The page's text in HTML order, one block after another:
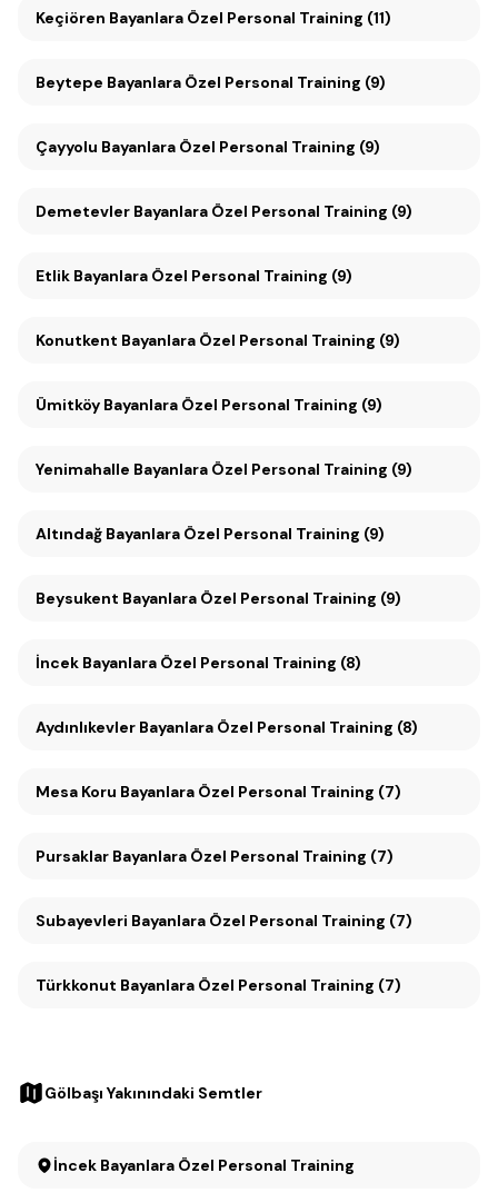
Keçiören Bayanlara Özel Personal Training (11)
Beytepe Bayanlara Özel Personal Training (9)
Çayyolu Bayanlara Özel Personal Training (9)
Demetevler Bayanlara Özel Personal Training (9)
Etlik Bayanlara Özel Personal Training (9)
Konutkent Bayanlara Özel Personal Training (9)
Ümitköy Bayanlara Özel Personal Training (9)
Yenimahalle Bayanlara Özel Personal Training (9)
Altındağ Bayanlara Özel Personal Training (9)
Beysukent Bayanlara Özel Personal Training (9)
İncek Bayanlara Özel Personal Training (8)
Aydınlıkevler Bayanlara Özel Personal Training (8)
Mesa Koru Bayanlara Özel Personal Training (7)
Pursaklar Bayanlara Özel Personal Training (7)
Subayevleri Bayanlara Özel Personal Training (7)
Türkkonut Bayanlara Özel Personal Training (7)
Gölbaşı Yakınındaki Semtler
İncek Bayanlara Özel Personal Training